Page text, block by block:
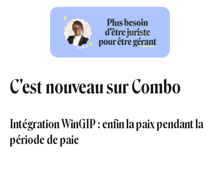
C'est nouveau sur Combo
Intégration WinGIP : enfin la paix pendant la
période de paie